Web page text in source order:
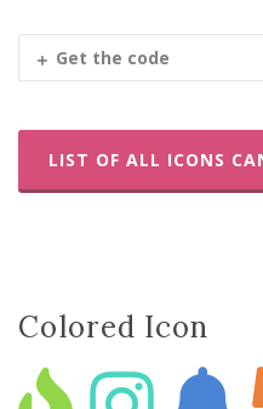
Get the code
LIST OF ALL ICONS
Colored Icon